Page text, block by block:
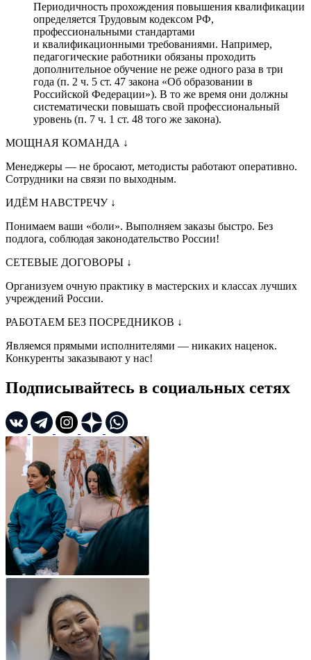
Периодичность прохождения повышения квалификации
определяется Трудовым кодексом РФ,
профессиональными стандартами
и квалификационными требованиями. Например,
педагогические работники обязаны проходить
дополнительное обучение не реже одного раза в три
года (п. 2 ч. 5 ст. 47 закона «Об образовании в
Российской Федерации»). В то же время они должны
систематически повышать свой профессиональный
уровень (п. 7 ч. 1 ст. 48 того же закона).
МОЩНАЯ КОМАНДА ↓
Менеджеры — не бросают, методисты работают оперативно.
Сотрудники на связи по выходным.
ИДЁМ НАВСТРЕЧУ ↓
Понимаем ваши «боли». Выполняем заказы быстро. Без
подлога, соблюдая законодательство России!
СЕТЕВЫЕ ДОГОВОРЫ ↓
Организуем очную практику в мастерских и классах лучших
учреждений России.
РАБОТАЕМ БЕЗ ПОСРЕДНИКОВ ↓
Являемся прямыми исполнителями — никаких наценок.
Конкуренты заказывают у нас!
Подписывайтесь в социальных сетях